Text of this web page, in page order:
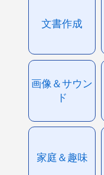
文書作成
画像＆サウン
ド
家庭＆趣味